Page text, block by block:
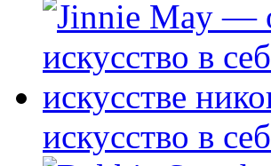
искусство в